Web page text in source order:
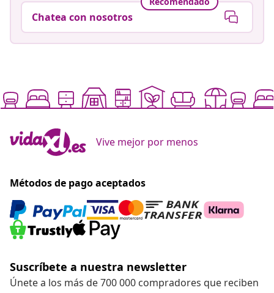
Chatea con nosotros
Vive mejor por menos
Métodos de pago aceptados
Suscríbete a nuestra newsletter
Únete a los más de 700 000 compradores que reciben